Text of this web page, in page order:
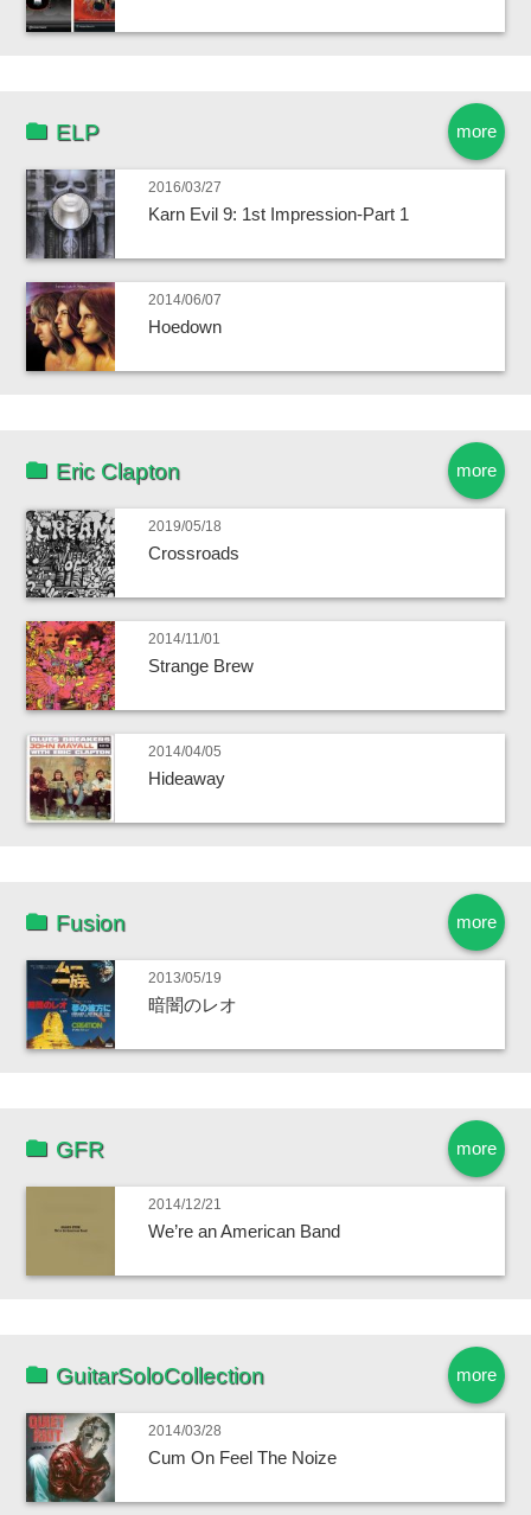
more
ELP
2016/03/27
Karn Evil 9: 1st Impression-Part 1
2014/06/07
Hoedown
more
Eric Clapton
2019/05/18
Crossroads
2014/11/01
Strange Brew
2014/04/05
Hideaway
more
Fusion
2013/05/19
暗闇のレオ
more
GFR
2014/12/21
We’re an American Band
more
GuitarSoloCollection
2014/03/28
Cum On Feel The Noize